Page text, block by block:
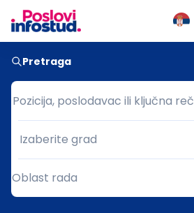
Pretraga
Pozicija, poslodavac ili ključna reč
Pozicija, poslodavac ili ključna reč
Grad
Izaberite grad
Oblast rada